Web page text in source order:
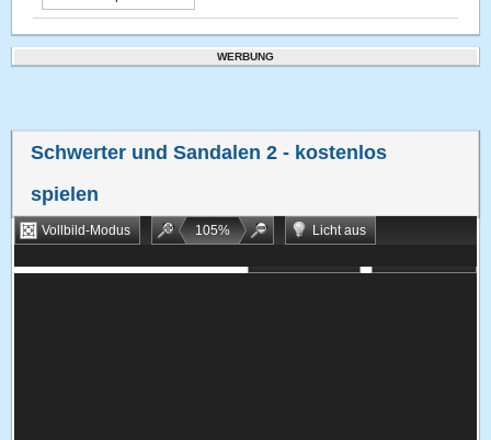
WERBUNG
Schwerter und Sandalen 2 - kostenlos
spielen
Vollbild-Modus 105%
Licht aus